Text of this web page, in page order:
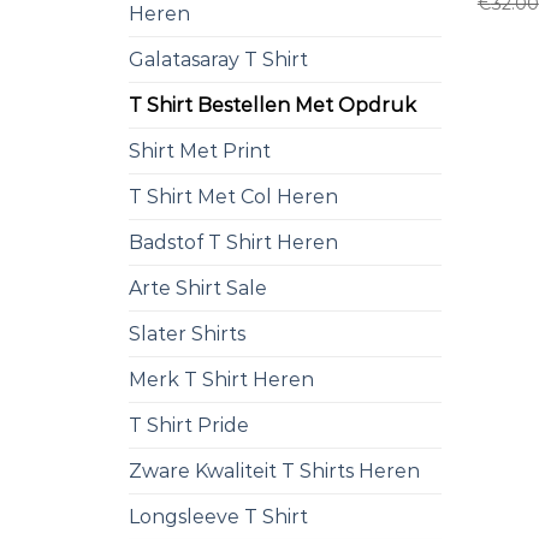
Heren
Galatasaray T Shirt
T Shirt Bestellen Met Opdruk
Shirt Met Print
T Shirt Met Col Heren
Badstof T Shirt Heren
Arte Shirt Sale
Slater Shirts
Merk T Shirt Heren
T Shirt Pride
Zware Kwaliteit T Shirts Heren
Longsleeve T Shirt